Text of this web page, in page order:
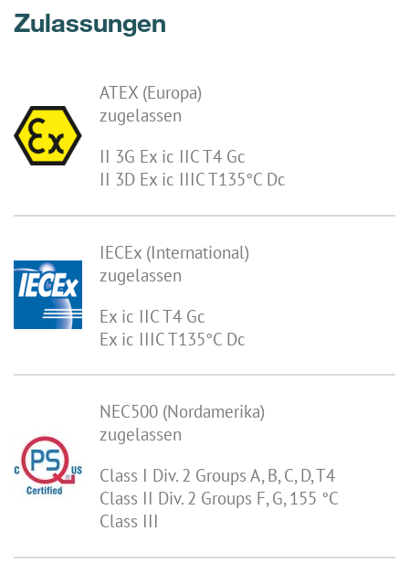
Zulassungen
ATEX (Europa)
zugelassen
II 3G Ex ic IIC T4 Gc
II 3D Ex ic IIIC T135°C Dc
IECEx (International)
zugelassen
Ex ic IIC T4 Gc
Ex ic IIIC T135°C Dc
NEC500 (Nordamerika)
zugelassen
Class I Div. 2 Groups A, B, C, D, T4
Class II Div. 2 Groups F, G, 155 °C
Class III